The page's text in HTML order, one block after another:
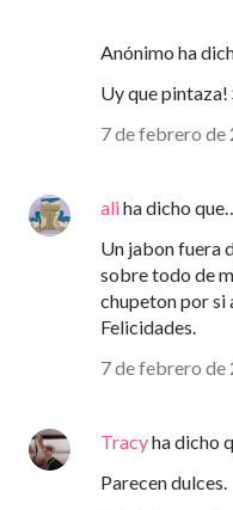
Anónimo ha
Uy que pintaza!
7 de febrero de
aliha dicho
Un jabon fuera
sobre todo de
chupeton por si
Felicidades.
7 de febrero de
Tracyha dicho
Parecen dulces.